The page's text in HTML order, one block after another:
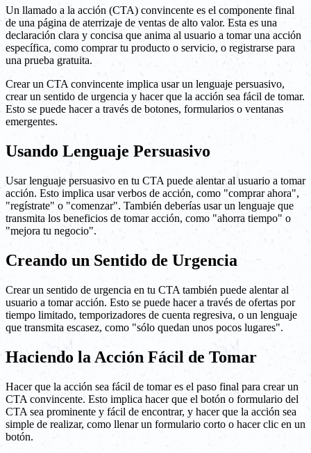
Un llamado a la acción (CTA) convincente es el componente final
de una página de aterrizaje de ventas de alto valor. Esta es una
declaración clara y concisa que anima al usuario a tomar una acción
específica, como comprar tu producto o servicio, o registrarse para
una prueba gratuita.
Crear un CTA convincente implica usar un lenguaje persuasivo,
crear un sentido de urgencia y hacer que la acción sea fácil de tomar.
Esto se puede hacer a través de botones, formularios o ventanas
emergentes.
Usando Lenguaje Persuasivo
Usar lenguaje persuasivo en tu CTA puede alentar al usuario a tomar
acción. Esto implica usar verbos de acción, como "comprar ahora",
"regístrate" o "comenzar". También deberías usar un lenguaje que
transmita los beneficios de tomar acción, como "ahorra tiempo" o
"mejora tu negocio".
Creando un Sentido de Urgencia
Crear un sentido de urgencia en tu CTA también puede alentar al
usuario a tomar acción. Esto se puede hacer a través de ofertas por
tiempo limitado, temporizadores de cuenta regresiva, o un lenguaje
que transmita escasez, como "sólo quedan unos pocos lugares".
Haciendo la Acción Fácil de Tomar
Hacer que la acción sea fácil de tomar es el paso final para crear un
CTA convincente. Esto implica hacer que el botón o formulario del
CTA sea prominente y fácil de encontrar, y hacer que la acción sea
simple de realizar, como llenar un formulario corto o hacer clic en un
botón.